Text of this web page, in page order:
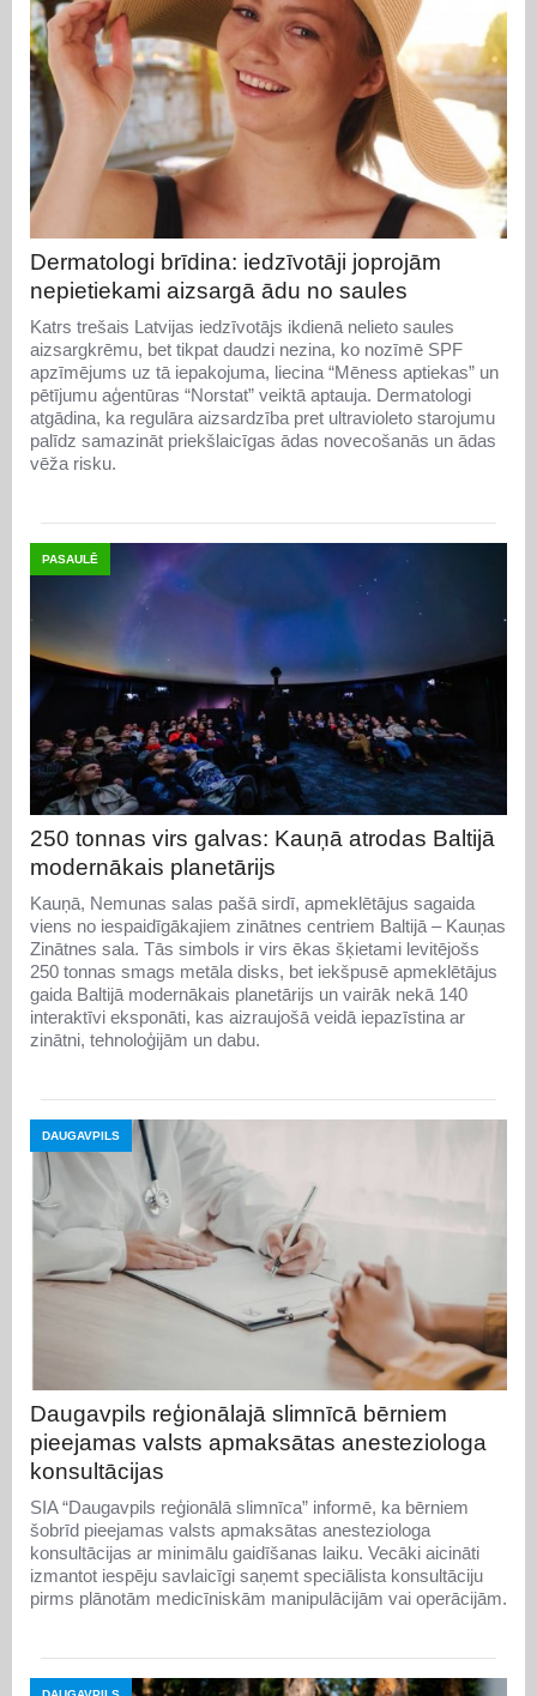
Dermatologi brīdina: iedzīvotāji joprojām
nepietiekami aizsargā ādu no saules
Katrs trešais Latvijas iedzīvotājs ikdienā nelieto saules
aizsargkrēmu, bet tikpat daudzi nezina, ko nozīmē SPF
apzīmējums uz tā iepakojuma, liecina “Mēness aptiekas” un
pētījumu aģentūras “Norstat” veiktā aptauja. Dermatologi
atgādina, ka regulāra aizsardzība pret ultravioleto starojumu
palīdz samazināt priekšlaicīgas ādas novecošanās un ādas
vēža risku.
PASAULĒ
250 tonnas virs galvas: Kauņā atrodas Baltijā
modernākais planetārijs
Kauņā, Nemunas salas pašā sirdī, apmeklētājus sagaida
viens no iespaidīgākajiem zinātnes centriem Baltijā – Kauņas
Zinātnes sala. Tās simbols ir virs ēkas šķietami levitējošs
250 tonnas smags metāla disks, bet iekšpusē apmeklētājus
gaida Baltijā modernākais planetārijs un vairāk nekā 140
interaktīvi eksponāti, kas aizraujošā veidā iepazīstina ar
zinātni, tehnoloģijām un dabu.
DAUGAVPILS
Daugavpils reģionālajā slimnīcā bērniem
pieejamas valsts apmaksātas anesteziologa
konsultācijas
SIA “Daugavpils reģionālā slimnīca” informē, ka bērniem
šobrīd pieejamas valsts apmaksātas anesteziologa
konsultācijas ar minimālu gaidīšanas laiku. Vecāki aicināti
izmantot iespēju savlaicīgi saņemt speciālista konsultāciju
pirms plānotām medicīniskām manipulācijām vai operācijām.